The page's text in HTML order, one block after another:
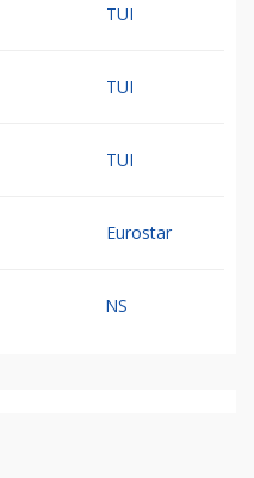
TUI
TUI
TUI
Eurostar
NS